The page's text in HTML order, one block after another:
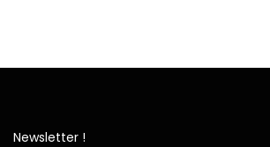
Newsletter !